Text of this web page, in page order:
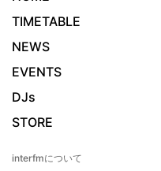
TIMETABLE
NEWS
EVENTS
DJs
STORE
interfmについて